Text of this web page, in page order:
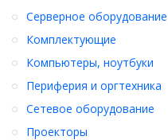
Серверное оборудование
Комплектующие
Компьютеры, ноутбуки
Периферия и оргтехника
Сетевое оборудование
Проекторы